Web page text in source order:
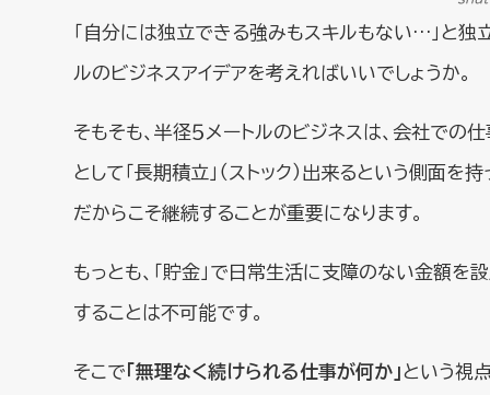
「自分には独立できる強みもスキルもない…」と
ルのビジネスアイデアを考えればいいでしょうか。
そもそも、半径５メートルのビジネスは、会社での
として「長期積立」（ストック）出来るという側面を持
だからこそ継続することが重要になります。
もっとも、「貯金」で日常生活に支障のない金額を
することは不可能です。
そこで 「無理なく続けられる仕事が何か」という視